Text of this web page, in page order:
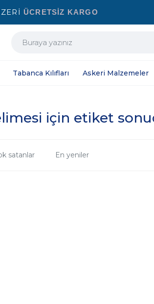
ÜCRETSİZ KARGO
Tabanca Kılıfları Askeri Malzemeler
için etiket
satanlar En yeniler